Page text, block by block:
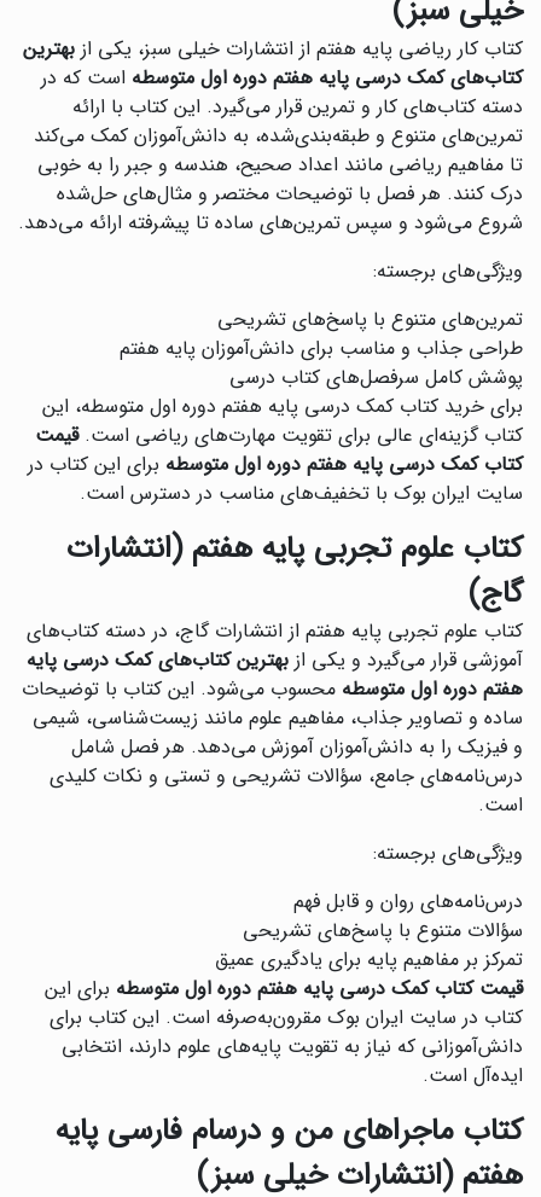
خیلی سبز)
کتاب کار ریاضی پایه هفتم از انتشارات خیلی سبز، یکی از بهترین
کتاب‌های کمک درسی پایه هفتم دوره اول متوسطه است که در
دسته کتاب‌های کار و تمرین قرار می‌گیرد. این کتاب با ارائه
تمرین‌های متنوع و طبقه‌بندی‌شده، به دانش‌آموزان کمک می‌کند
تا مفاهیم ریاضی مانند اعداد صحیح، هندسه و جبر را به خوبی
درک کنند. هر فصل با توضیحات مختصر و مثال‌های حل‌شده
شروع می‌شود و سپس تمرین‌های ساده تا پیشرفته ارائه می‌دهد.
ویژگی‌های برجسته:
تمرین‌های متنوع با پاسخ‌های تشریحی
طراحی جذاب و مناسب برای دانش‌آموزان پایه هفتم
پوشش کامل سرفصل‌های کتاب درسی
برای خرید کتاب کمک درسی پایه هفتم دوره اول متوسطه، این
کتاب گزینه‌ای عالی برای تقویت مهارت‌های ریاضی است.قیمت
کتاب کمک درسی پایه هفتم دوره اول متوسطه برای این کتاب در
سایت ایران بوک با تخفیف‌های مناسب در دسترس است.
کتاب علوم تجربی پایه هفتم (انتشارات
گاج)
کتاب علوم تجربی پایه هفتم از انتشارات گاج، در دسته کتاب‌های
آموزشی قرار می‌گیرد و یکی از بهترین کتاب‌های کمک درسی پایه
هفتم دوره اول متوسطه محسوب می‌شود. این کتاب با توضیحات
ساده و تصاویر جذاب، مفاهیم علوم مانند زیست‌شناسی، شیمی
و فیزیک را به دانش‌آموزان آموزش می‌دهد. هر فصل شامل
درس‌نامه‌های جامع، سؤالات تشریحی و تستی و نکات کلیدی
است.
ویژگی‌های برجسته:
درس‌نامه‌های روان و قابل فهم
سؤالات متنوع با پاسخ‌های تشریحی
تمرکز بر مفاهیم پایه برای یادگیری عمیق
قیمت کتاب کمک درسی پایه هفتم دوره اول متوسطه برای این
کتاب در سایت ایران بوک مقرون‌به‌صرفه است. این کتاب برای
دانش‌آموزانی که نیاز به تقویت پایه‌های علوم دارند، انتخابی
ایده‌آل است.
کتاب ماجراهای من و درسام فارسی پایه
هفتم (انتشارات خیلی سبز)